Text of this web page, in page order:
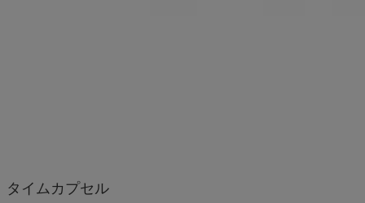
タイムカプセル